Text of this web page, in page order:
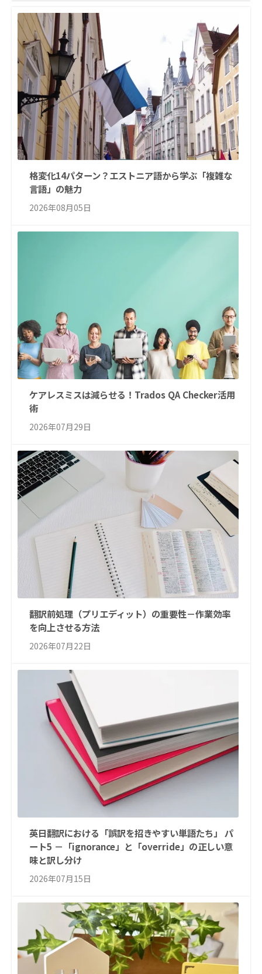
格変化14パターン？エストニア語から学ぶ「複雑な
言語」の魅力
2026年08月05日
ケアレスミスは減らせる！Trados QA Checker活用
術
2026年07月29日
翻訳前処理（プリエディット）の重要性－作業効率
を向上させる方法
2026年07月22日
英日翻訳における「誤訳を招きやすい単語たち」 パ
ート5 －「ignorance」と「override」の正しい意
味と訳し分け
2026年07月15日